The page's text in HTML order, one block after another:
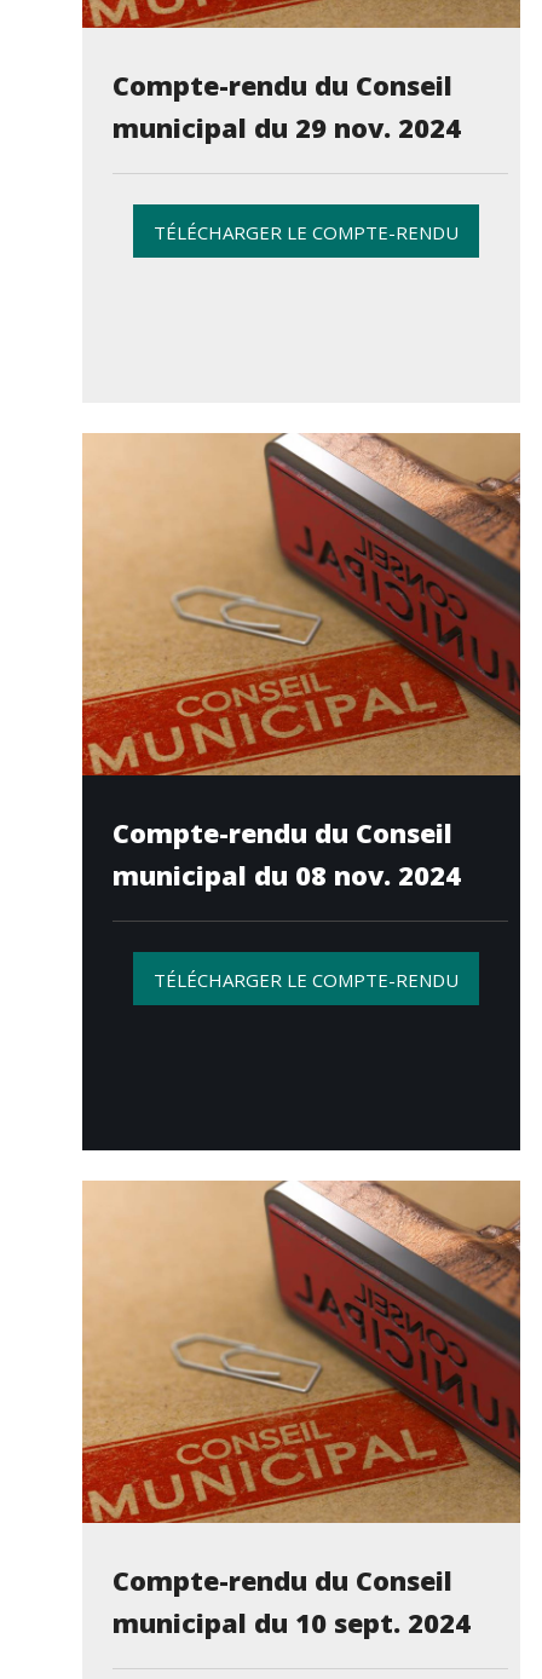
Compte-rendu du Conseil
municipal du 29 nov. 2024
TÉLÉCHARGER LE COMPTE-RENDU
Compte-rendu du Conseil
municipal du 08 nov. 2024
TÉLÉCHARGER LE COMPTE-RENDU
Compte-rendu du Conseil
municipal du 10 sept. 2024